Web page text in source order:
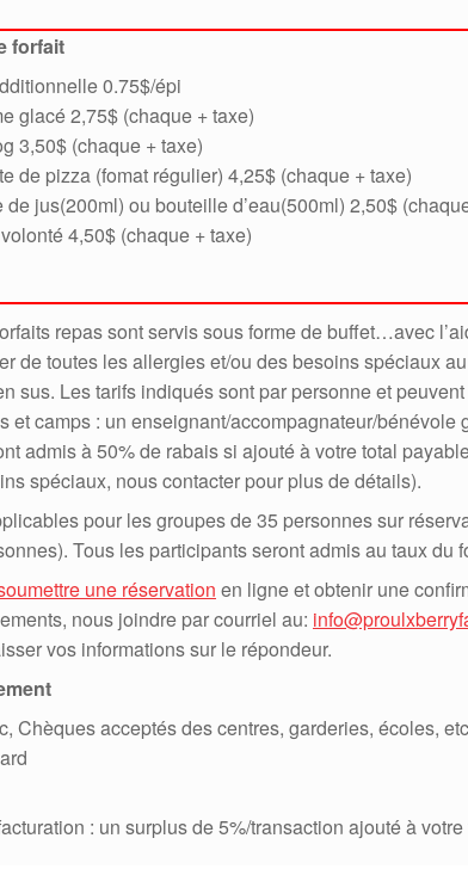
forfait
0.75$/épi
glacé 2,75$ (chaque + taxe)
3,50$ (chaque + taxe)
de pizza (fomat régulier) 4,25$ (chaque + taxe)
de jus(200ml) ou bouteille d’eau(500ml) 2,50$
4,50$ (chaque + taxe)
repas sont servis sous forme de buffet…avec
de toutes les allergies et/ou des besoins spéciaux
sus. Les tarifs indiqués sont par personne et
et camps : un enseignant/accompagnateur/bénévole
admis à 50% de rabais si ajouté à votre total
spéciaux, nous contacter pour plus de détails).
pour les groupes de 35 personnes sur
Tous les participants seront admis au taux du
une réservation en ligne et obtenir une
nous joindre par courriel au:
vos informations sur le répondeur.
Chèques acceptés des centres, garderies, écoles,
: un surplus de 5%/transaction ajouté à